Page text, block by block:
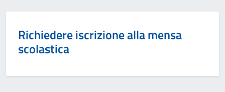
Richiedere iscrizione alla mensa
scolastica